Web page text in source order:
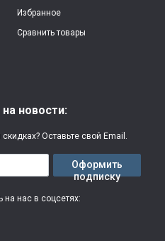
яркая, четкая
3 месяца
Избранное
Сравнить товары
новости:
Оставьте свой Email.
Оформить
подписку
на нас в соцсетях: